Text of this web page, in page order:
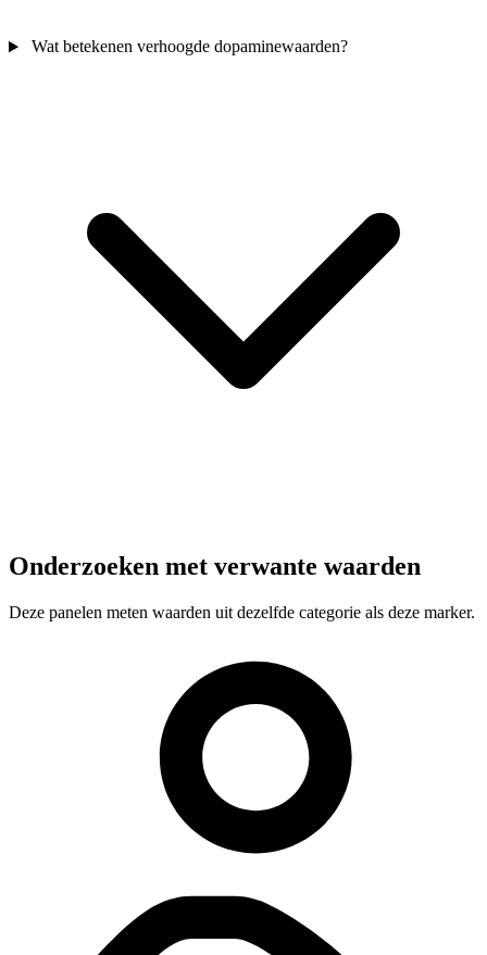
Wat betekenen verhoogde dopaminewaarden?
Onderzoeken met verwante waarden
Deze panelen meten waarden uit dezelfde categorie als deze marker.